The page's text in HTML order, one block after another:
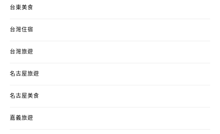
台東美食
台灣住宿
台灣旅遊
名古屋旅遊
名古屋美食
嘉義旅遊